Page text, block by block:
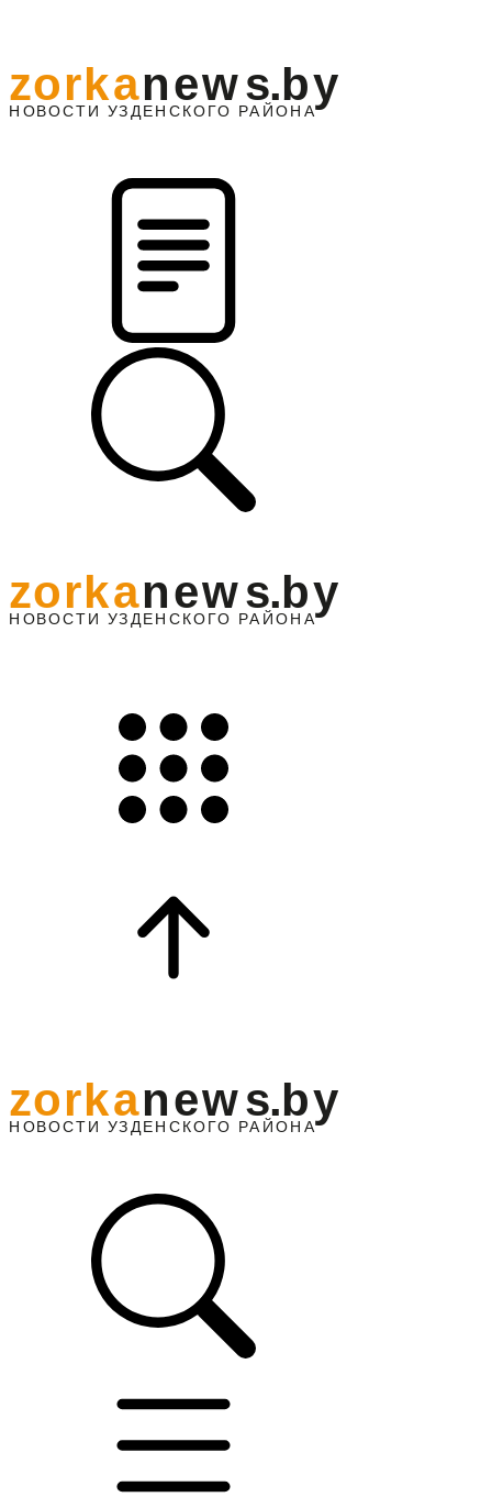
НО ВОСТИ УЗДЕНС КО ГО РАЙОНА
zorkanews.by